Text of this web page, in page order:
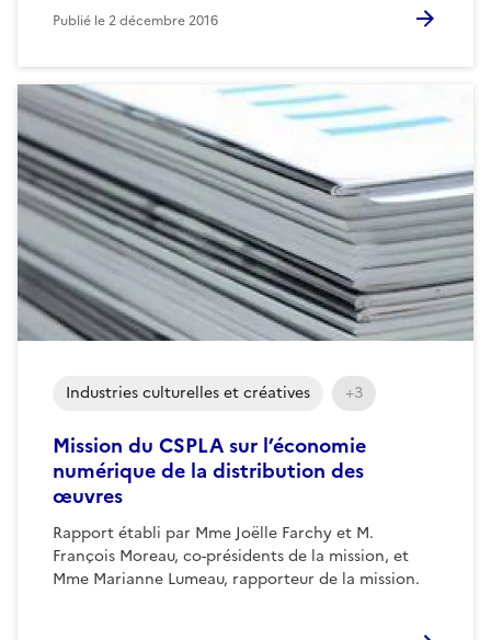
Publié le2 décembre 2016
Mission du CSPLA sur l’économie
numérique de la distribution des
œuvres
Rapport établi par Mme Joëlle Farchy et M.
François Moreau, co-présidents de la mission, et
Mme Marianne Lumeau, rapporteur de la mission.
Industries culturelles et créatives +3